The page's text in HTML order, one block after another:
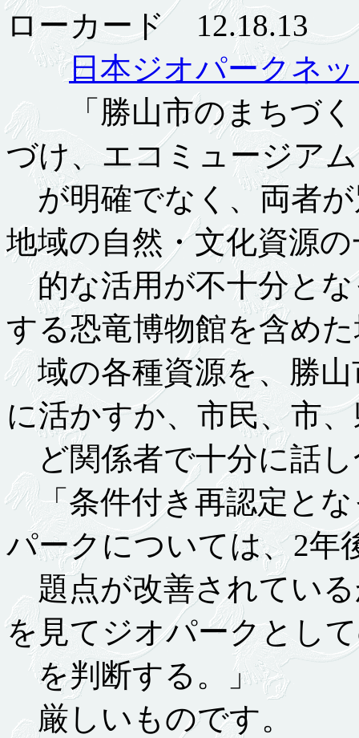
ローカード 12.18.13
日本ジオパークネ
「勝山市のまちづく
づけ、エコミュージア
が明確でなく、両者
地域の自然・文化資源
的な活用が不十分とな
する恐竜博物館を含め
域の各種資源を、勝山
に活かすか、市民、市
ど関係者で十分に話
「条件付き再認定とな
パークについては、2年
題点が改善されてい
を見てジオパークとし
を判断する。」
厳しいものです。